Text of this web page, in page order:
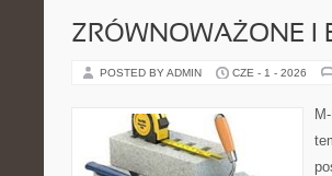
ZRÓWNOWAŻONE I
POSTED BY ADMIN CZE - 1 - 2026